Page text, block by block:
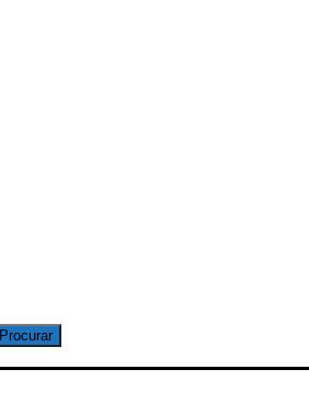
Procurar